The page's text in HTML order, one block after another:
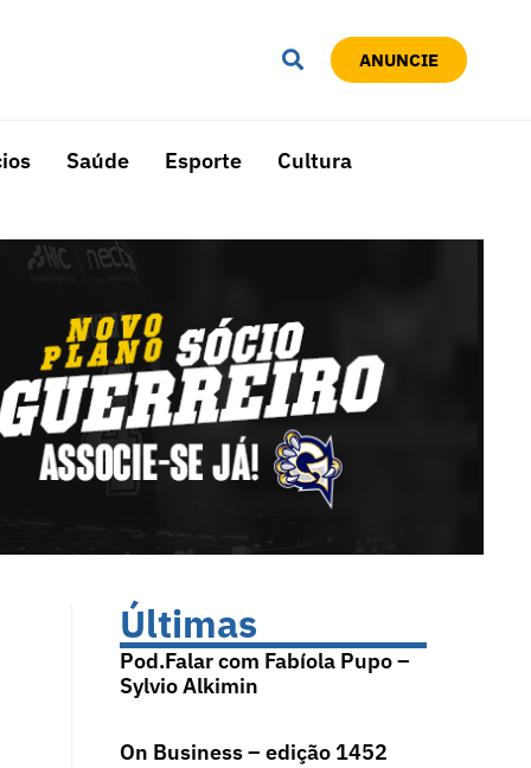
ANUNCIE
Saúde Esporte Cultura
Últimas
Pod.Falar com Fabíola Pupo –
Sylvio Alkimin
On Business – edição 1452